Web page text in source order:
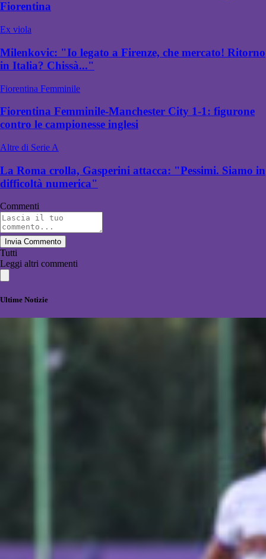
Fiorentina
Ex viola
Milenkovic: "Io legato a Firenze, che mercato! Ritorno
in Italia? Chissà..."
Fiorentina Femminile
Fiorentina Femminile-Manchester City 1-1: figurone
contro le campionesse inglesi
Altre di Serie A
La Roma crolla, Gasperini attacca: "Pessimi. Siamo in
difficoltà numerica"
Commenti
Invia Commento
Tutti
Leggi altri commenti
Ultime Notizie